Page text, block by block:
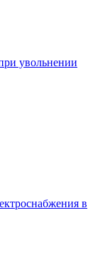
увольнении
в